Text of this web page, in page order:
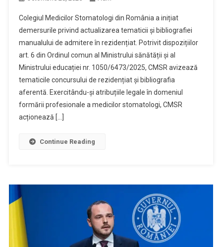
Colegiul Medicilor Stomatologi din România a inițiat
demersurile privind actualizarea tematicii și bibliografiei
manualului de admitere în rezidențiat. Potrivit dispozițiilor
art. 6 din Ordinul comun al Ministrului sănătății și al
Ministrului educației nr. 1050/6473/2025, CMSR avizează
tematicile concursului de rezidențiat și bibliografia
aferentă. Exercitându-și atribuțiile legale în domeniul
formării profesionale a medicilor stomatologi, CMSR
acționează […]
Continue Reading